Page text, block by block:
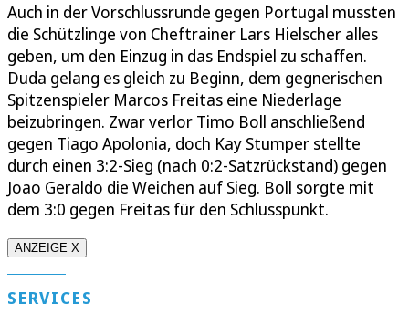
Auch in der Vorschlussrunde gegen Portugal mussten
die Schützlinge von Cheftrainer Lars Hielscher alles
geben, um den Einzug in das Endspiel zu schaffen.
Duda gelang es gleich zu Beginn, dem gegnerischen
Spitzenspieler Marcos Freitas eine Niederlage
beizubringen. Zwar verlor Timo Boll anschließend
gegen Tiago Apolonia, doch Kay Stumper stellte
durch einen 3:2-Sieg (nach 0:2-Satzrückstand) gegen
Joao Geraldo die Weichen auf Sieg. Boll sorgte mit
dem 3:0 gegen Freitas für den Schlusspunkt.
ANZEIGE X
SERVICES